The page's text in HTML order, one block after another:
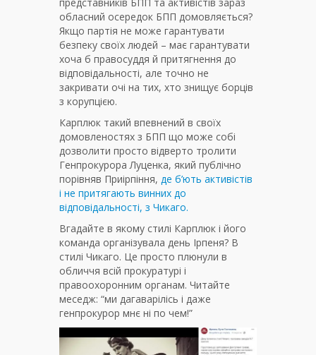
обласний осередок БПП домовляється?
Якщо партія не може гарантувати
безпеку своїх людей – має гарантувати
хоча б правосуддя й притягнення до
відповідальності, але точно не
закривати очі на тих, хто знищує борців
з корупцією.
Карплюк такий впевнений в своїх
домовленостях з БПП що може собі
дозволити просто відверто тролити
Генпрокурора Луценка, який публічно
порівняв Приірпіння, де б’ють активістів
і не притягають винних до
відповідальності, з Чикаго.
Вгадайте в якому стилі Карплюк і його
команда організувала день Ірпеня? В
стилі Чикаго. Це просто плюнули в
обличчя всій прокуратурі і
правоохоронним органам. Читайте
меседж: “ми дагаварілісь і даже
генпрокурор мнє ні по чем!”